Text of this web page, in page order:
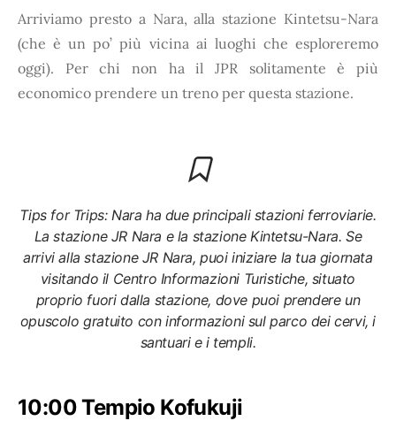
Arriviamo presto a Nara, alla stazione Kintetsu-Nara
(che è un po’ più vicina ai luoghi che esploreremo
oggi). Per chi non ha il JPR solitamente è più
economico prendere un treno per questa stazione.
Tips for Trips: Nara ha due principali stazioni ferroviarie.
La stazione JR Nara e la stazione Kintetsu-Nara. Se
arrivi alla stazione JR Nara, puoi iniziare la tua giornata
visitando il Centro Informazioni Turistiche, situato
proprio fuori dalla stazione, dove puoi prendere un
opuscolo gratuito con informazioni sul parco dei cervi, i
santuari e i templi.
10:00 Tempio Kofukuji